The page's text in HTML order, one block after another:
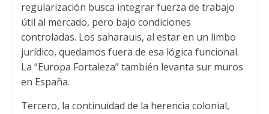
regularización busca integrar fuerza de trabajo
útil al mercado, pero bajo condiciones
controladas. Los saharauis, al estar en un limbo
jurídico, quedamos fuera de esa lógica funcional.
La “Europa Fortaleza” también levanta sur muros
en España.
Tercero, la continuidad de la herencia colonial,